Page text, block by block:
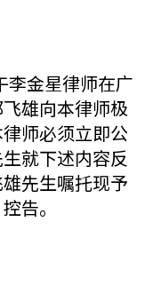
李金星律师在广
雄向本律师极
师必须立即公
就下述内容反
先生嘱托现予
告。